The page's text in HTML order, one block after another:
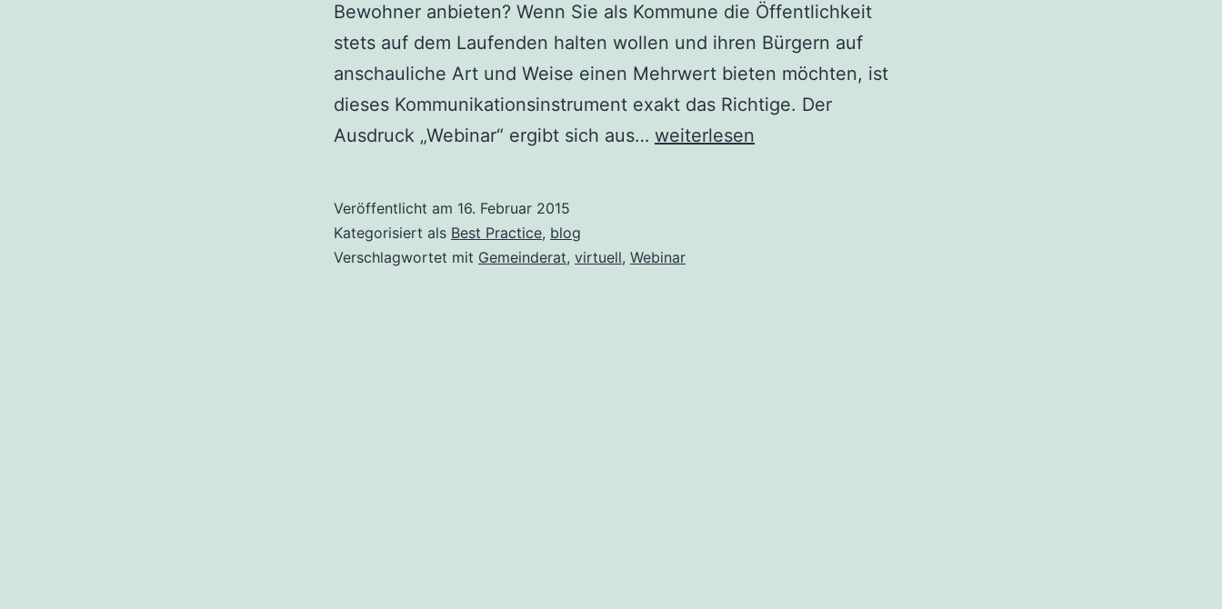
Bewohner anbieten? Wenn Sie als Kommune die Öffentlichkeit
stets auf dem Laufenden halten wollen und ihren Bürgern auf
anschauliche Art und Weise einen Mehrwert bieten möchten, ist
dieses Kommunikationsinstrument exakt das Richtige. Der
Ausdruck „Webinar“ ergibt sich aus… Das
Gemeinderatssitzungen
weiterlesen
Veröffentlicht am 16. Februar 2015
Kategorisiert als Best Practice, blog
Verschlagwortet mit Gemeinderat, virtuell, Webinar